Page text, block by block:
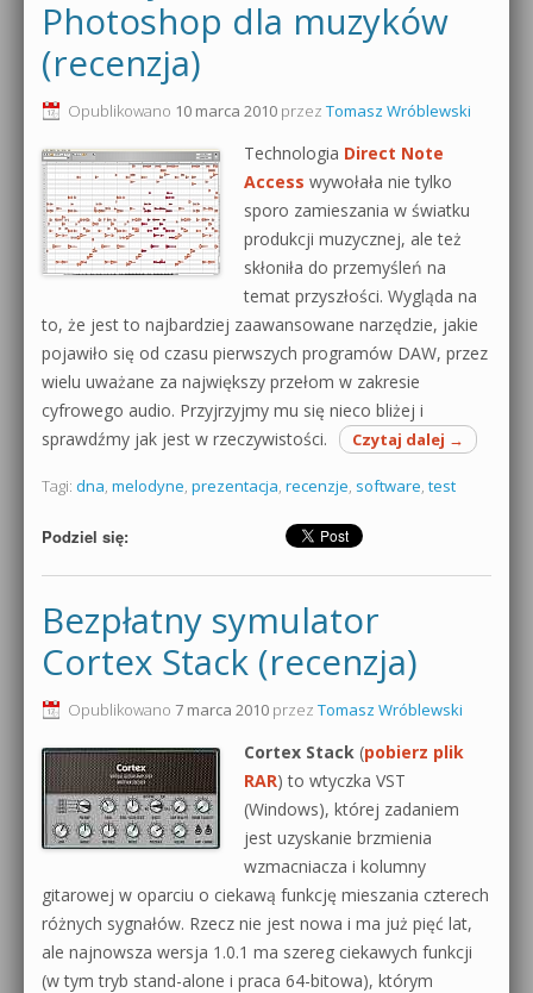
Photoshop dla muzyków
(recenzja)
Opublikowano 10 marca 2010 przez Tomasz Wróblewski
Technologia Direct Note
Access wywołała nie tylko
sporo zamieszania w światku
produkcji muzycznej, ale też
skłoniła do przemyśleń na
temat przyszłości. Wygląda na
to, że jest to najbardziej zaawansowane narzędzie, jakie
pojawiło się od czasu pierwszych programów DAW, przez
wielu uważane za największy przełom w zakresie
cyfrowego audio. Przyjrzyjmy mu się nieco bliżej i
sprawdźmy jak jest w rzeczywistości.
Czytaj dalej →
Tagi: dna, melodyne, prezentacja, recenzje, software, test
Podziel się:
Bezpłatny symulator
Cortex Stack (recenzja)
Opublikowano 7 marca 2010 przez Tomasz Wróblewski
Cortex Stack (pobierz plik
RAR) to wtyczka VST
(Windows), której zadaniem
jest uzyskanie brzmienia
wzmacniacza i kolumny
gitarowej w oparciu o ciekawą funkcję mieszania czterech
różnych sygnałów. Rzecz nie jest nowa i ma już pięć lat,
ale najnowsza wersja 1.0.1 ma szereg ciekawych funkcji
(w tym tryb stand-alone i praca 64-bitowa), którym